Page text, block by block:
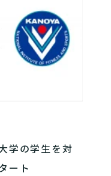
学の学生を対
ート